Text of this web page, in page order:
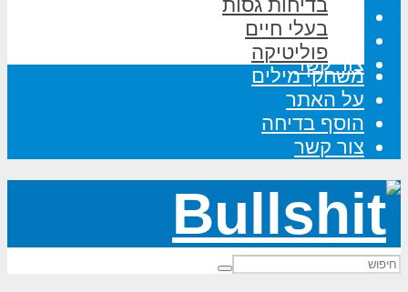
על האתר
הוסף בדיחה
צור קשר
בדיחות גסות
בעלי חיים
פוליטיקה
משחקי מילים
על האתר
הוסף בדיחה
צור קשר